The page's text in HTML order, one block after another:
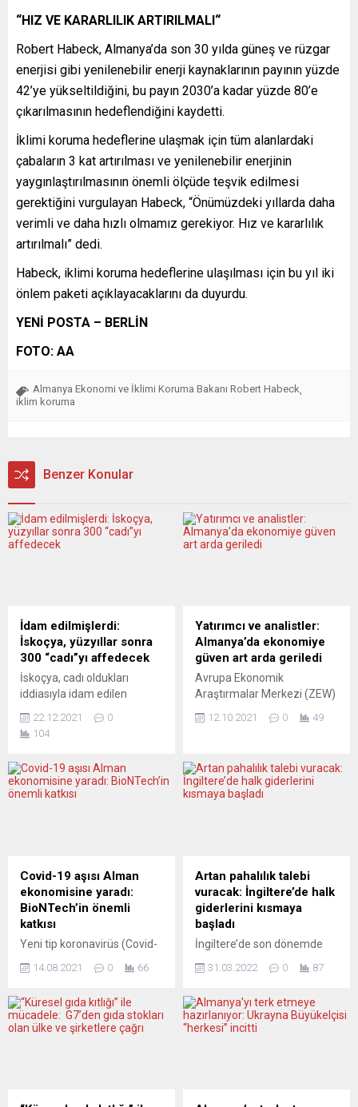
“HIZ VE KARARLILIK ARTIRILMALI“
Robert Habeck, Almanya’da son 30 yılda güneş ve rüzgar
enerjisi gibi yenilenebilir enerji kaynaklarının payının yüzde
42’ye yükseltildiğini, bu payın 2030’a kadar yüzde 80’e
çıkarılmasının hedeflendiğini kaydetti.
İklimi koruma hedeflerine ulaşmak için tüm alanlardaki
çabaların 3 kat artırılması ve yenilenebilir enerjinin
yaygınlaştırılmasının önemli ölçüde teşvik edilmesi
gerektiğini vurgulayan Habeck, “Önümüzdeki yıllarda daha
verimli ve daha hızlı olmamız gerekiyor. Hız ve kararlılık
artırılmalı” dedi.
Habeck, iklimi koruma hedeflerine ulaşılması için bu yıl iki
önlem paketi açıklayacaklarını da duyurdu.
YENİ POSTA – BERLİN
FOTO: AA
Almanya Ekonomi ve İklimi Koruma Bakanı Robert Habeck
iklim koruma
Benzer Konular
İdam edilmişlerdi:
İskoçya, yüzyıllar sonra
300 “cadı”yı affedecek
İskoçya, cadı oldukları
iddiasıyla idam edilen
sonra affetmeye
hazırlanıyor. Times
af talebi, “İskoçya’nın
Cadıları” adlı bir grup
parlamento komitesi de
konuyu hükümete iletti.
Hükümet, şimdi 1563-1736
yıllarında Cadılık Yasası
22.12.2021
0
104
Yatırımcı ve analistler:
Almanya’da ekonomiye
güven art arda geriledi
Avrupa Ekonomik
Araştırmalar Merkezi (ZEW)
ekimde geçen aya göre 4,3
Almanya’nın Mannheim
kentinde bulunan ZEW’den
ZEW Ekonomik Güven
Endeksi, yarı iletkenler (çip)
gibi önemli ürünlerin
eksikliğine ilişkin endişelerle
ekimde...
12.10.2021 0 49
Covid-19 aşısı Alman
ekonomisine yaradı:
BioNTech’in önemli
katkısı
Yeni tip koronavirüs (Covid-
sektörünün yıldızı parlarken,
Alman ekonomisine de ivme
kazandırdı. Covid-19
getirirken, şirket tarafından
14.08.2021 0 66
Artan pahalılık talebi
vuracak: İngiltere’de halk
giderlerini kısmaya
başladı
İngiltere’de son dönemde
karşısında tüketicilerin artık
zorunlu giderlerinden
kesintiye gitmeye başladığı
toplam 13 bin kişinin
31.03.2022 0 87